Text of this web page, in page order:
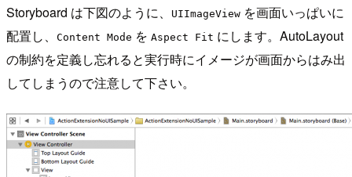
Storyboard は下図のように、 UIImageView を画面いっぱいに
配置し、
Content Mode を Aspect Fit にします。AutoLayout
の制約を定義し忘れると実行時にイメージが画面からはみ出
してしまうので注意して下さい。